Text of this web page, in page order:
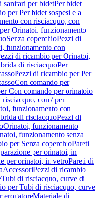
sanitari per bidetPer bidet
per Per bidet sospesi e a
con risciacquo, con
Orinatoi, funzionamento
Senza coperchioPezzi di
funzionamento con
di ricambio per Orinatoi,
di risciacquoPer
Pezzi di ricambio per Per
Con comando per
Con comando per orinatoio
con / per
funzionamento con
brida di risciacquoPezzi di
Orinatoi, funzionamento
funzionamento senza
per Senza coperchioPareti
per orinatoi, in
per orinatoi, in vetroPareti di
AccessoriPezzi di ricambio
Tubi di risciacquo, curve di
per Tubi di risciacquo, curve
erogatoreMateriale di